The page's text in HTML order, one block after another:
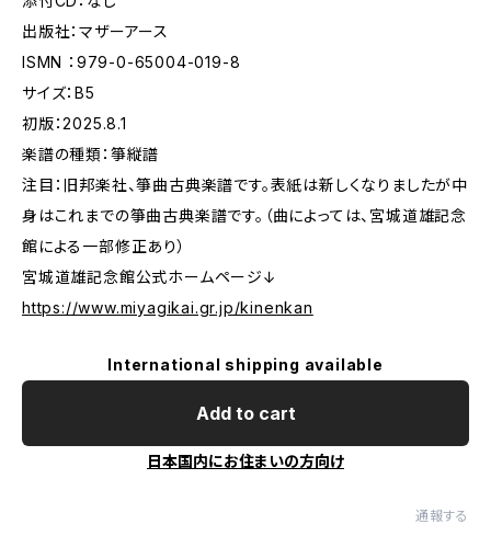
出版社：マザーアース
ISMN ：979-0-65004-019-8
サイズ：B5
初版：2025.8.1
楽譜の種類：箏縦譜
注目：旧邦楽社、箏曲古典楽譜です。表紙は新しくなりましたが中
身はこれまでの箏曲古典楽譜です。（曲によっては、宮城道雄記念
館による一部修正あり）
宮城道雄記念館公式ホームページ↓
https://www.miyagikai.gr.jp/kinenkan
International shipping available
Add to cart
日本国内にお住まいの方向け
通報する